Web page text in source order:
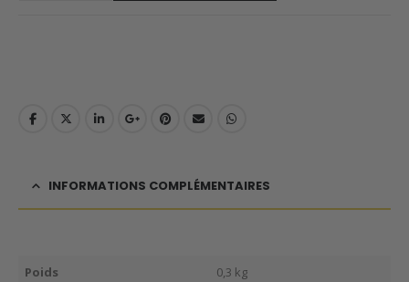
INFORMATIONS COMPLÉMENTAIRES
Poids 0,3 kg